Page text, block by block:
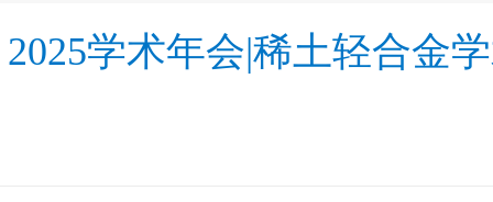
2025学术年会|稀土轻合金